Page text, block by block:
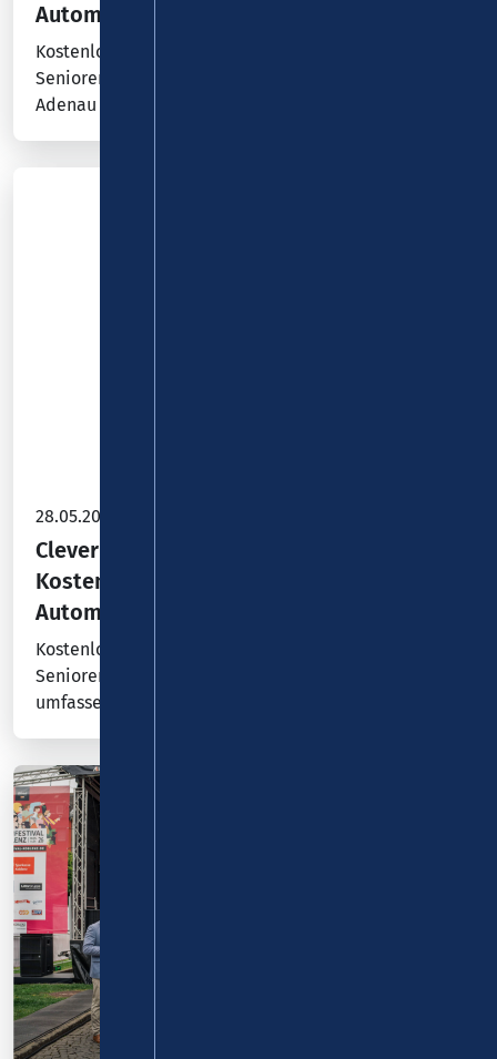
Automatenschulung
Kostenlose Ticket- und Automatenschulungen für
Senioren, Umsteigern oder Freizeitplanern in
Adenau und Altenahr.
28.05.2026
Clever mobil mit Bus und Bahn:
Kostenlose Ticket- und
Automatenschulung
Kostenlose Ticket- und Automatenschulungen für
Senioren, Umsteigern oder Freizeitplanern. Ein
umfassender Überblick über die vielfältigen…